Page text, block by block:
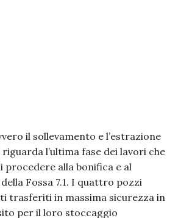
il sollevamento e l’estrazione
l’ultima fase dei lavori che
procedere alla bonifica e al
Fossa 7.1. I quattro pozzi
trasferiti in massima sicurezza in
per il loro stoccaggio